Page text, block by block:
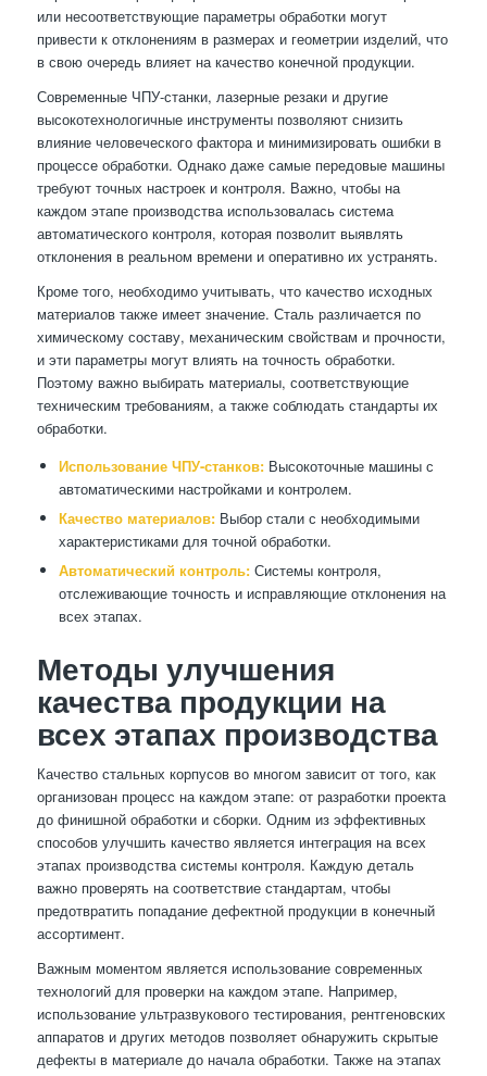
или несоответствующие параметры обработки могут
привести к отклонениям в размерах и геометрии изделий, что
в свою очередь влияет на качество конечной продукции.
Современные ЧПУ-станки, лазерные резаки и другие
высокотехнологичные инструменты позволяют снизить
влияние человеческого фактора и минимизировать ошибки в
процессе обработки. Однако даже самые передовые машины
требуют точных настроек и контроля. Важно, чтобы на
каждом этапе производства использовалась система
автоматического контроля, которая позволит выявлять
отклонения в реальном времени и оперативно их устранять.
Кроме того, необходимо учитывать, что качество исходных
материалов также имеет значение. Сталь различается по
химическому составу, механическим свойствам и прочности,
и эти параметры могут влиять на точность обработки.
Поэтому важно выбирать материалы, соответствующие
техническим требованиям, а также соблюдать стандарты их
обработки.
Использование ЧПУ-станков:Высокоточные машины с
автоматическими настройками и контролем.
Качество материалов:Выбор стали с необходимыми
характеристиками для точной обработки.
Автоматический контроль:Системы контроля,
отслеживающие точность и исправляющие отклонения на
всех этапах.
Методы улучшения
качества продукции на
всех этапах производства
Качество стальных корпусов во многом зависит от того, как
организован процесс на каждом этапе: от разработки проекта
до финишной обработки и сборки. Одним из эффективных
способов улучшить качество является интеграция на всех
этапах производства системы контроля. Каждую деталь
важно проверять на соответствие стандартам, чтобы
предотвратить попадание дефектной продукции в конечный
ассортимент.
Важным моментом является использование современных
технологий для проверки на каждом этапе. Например,
использование ультразвукового тестирования, рентгеновских
аппаратов и других методов позволяет обнаружить скрытые
дефекты в материале до начала обработки. Также на этапах